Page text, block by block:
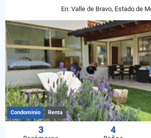
En: Valle de Bravo, Estado de
Condominio Renta
3 4